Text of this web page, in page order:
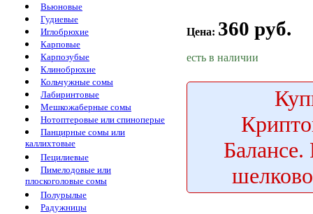
Вьюновые
Гудиевые
Иглобрюхие
Карповые
Карпозубые
Клинобрюхие
Кольчужные сомы
Лабиринтовые
Мешкожаберные сомы
Нотоптеровые или спиноперые
Панцирные сомы или
каллихтовые
Пецилиевые
Пимелодовые или
плоскоголовые сомы
Полурылые
Радужницы
Цена: 360 руб.
есть в наличии
Балансе.